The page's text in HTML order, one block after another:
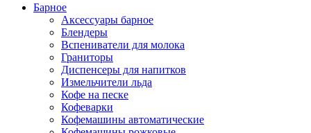
Барное
Аксессуары барное
Блендеры
Вспениватели для молока
Граниторы
Диспенсеры для напитков
Измельчители льда
Кофе на песке
Кофеварки
Кофемашины автоматические